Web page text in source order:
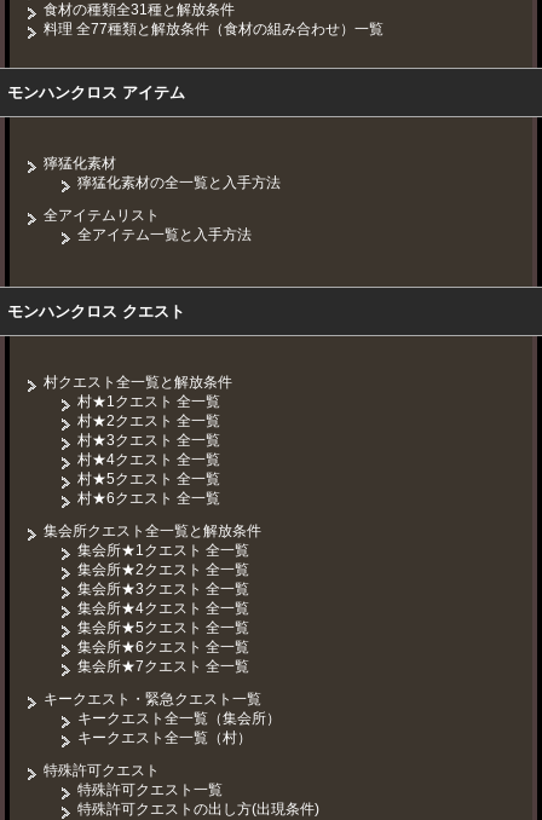
食材の種類全31種と解放条件
料理 全77種類と解放条件（食材の組み合わせ）一覧
モンハンクロス アイテム
獰猛化素材
獰猛化素材の全一覧と入手方法
全アイテムリスト
全アイテム一覧と入手方法
モンハンクロス クエスト
村クエスト全一覧と解放条件
村★1クエスト 全一覧
村★2クエスト 全一覧
村★3クエスト 全一覧
村★4クエスト 全一覧
村★5クエスト 全一覧
村★6クエスト 全一覧
集会所クエスト全一覧と解放条件
集会所★1クエスト 全一覧
集会所★2クエスト 全一覧
集会所★3クエスト 全一覧
集会所★4クエスト 全一覧
集会所★5クエスト 全一覧
集会所★6クエスト 全一覧
集会所★7クエスト 全一覧
キークエスト・緊急クエスト一覧
キークエスト全一覧（集会所）
キークエスト全一覧（村）
特殊許可クエスト
特殊許可クエスト一覧
特殊許可クエストの出し方(出現条件)